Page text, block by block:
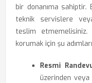
bir donanıma sahiptir.
teknik servislere
teslim etmemelisiniz.
korumak için şu
Resmi
üzerinden